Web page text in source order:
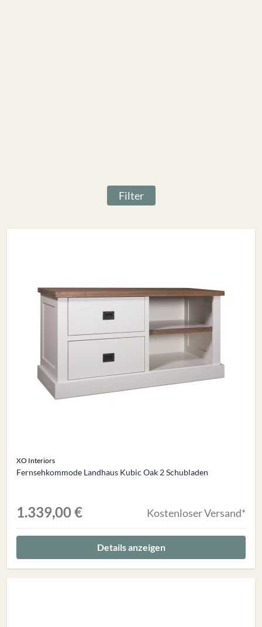
Filter
XO Interiors
Fernsehkommode Landhaus Kubic Oak 2 Schubladen
1.339,00 € Kostenloser Versand*
Details anzeigen